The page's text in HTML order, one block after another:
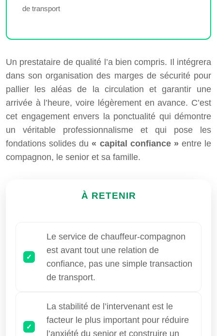
de transport
Un prestataire de qualité l’a bien compris. Il intégrera
dans son organisation des marges de sécurité pour
pallier les aléas de la circulation et garantir une
arrivée à l’heure, voire légèrement en avance. C’est
cet engagement envers la ponctualité qui démontre
un véritable professionnalisme et qui pose les
fondations solides du« capital confiance »entre le
compagnon, le senior et sa famille.
À RETENIR
Le service de chauffeur-compagnon
est avant tout une relation de
confiance, pas une simple transaction
de transport.
La stabilité de l’intervenant est le
facteur le plus important pour réduire
l’anxiété du senior et construire un